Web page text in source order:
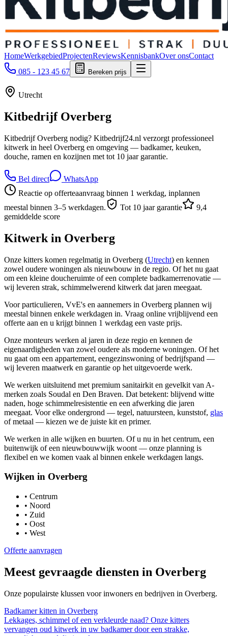
HomeWerkgebiedProjectenReviewsKennisbankOver onsContact
085 - 123 45 67
Bereken prijs
Utrecht
Kitbedrijf Overberg
Kitbedrijf Overberg nodig? Kitbedrijf24.nl verzorgt professioneel
kitwerk in heel Overberg en omgeving — badkamer, keuken,
douche, ramen en kozijnen met tot 10 jaar garantie.
Bel direct
WhatsApp
Reactie op offerteaanvraag binnen 1 werkdag, inplannen
meestal binnen 3–5 werkdagen.
Tot 10 jaar garantie
9,4
gemiddelde score
Kitwerk in Overberg
Onze kitters komen regelmatig in Overberg (Utrecht) en kennen
zowel oudere woningen als nieuwbouw in de regio. Of het nu gaat
om een kleine doucheruimte of een complete badkamerrenovatie —
wij leveren strak, schimmelwerend kitwerk dat jaren meegaat.
Voor particulieren, VvE's en aannemers in Overberg plannen wij
meestal binnen enkele werkdagen in. Vraag online vrijblijvend een
offerte aan en u krijgt binnen 1 werkdag een vaste prijs.
Onze monteurs werken al jaren in deze regio en kennen de
eigenaardigheden van zowel oudere als moderne woningen. Of het
nu gaat om een appartement, eengezinswoning of bedrijfspand —
wij leveren maatwerk en garantie op het uitgevoerde werk.
We werken uitsluitend met premium sanitairkit en gevelkit van A-
merken zoals Soudal en Den Braven. Dat betekent: blijvend witte
naden, hoge schimmelresistentie en een afwerking die jaren
meegaat. Voor elke ondergrond — tegel, natuursteen, kunststof, glas
of metaal — kiezen we de juiste kit en primer.
We werken in alle wijken en buurten. Of u nu in het centrum, een
buitenwijk of een nieuwbouwwijk woont — onze planning is
flexibel en we komen vaak al binnen enkele werkdagen langs.
Wijken in Overberg
• Centrum
• Noord
• Zuid
• Oost
• West
Offerte aanvragen
Meest gevraagde diensten in Overberg
Onze populairste klussen voor inwoners en bedrijven in Overberg.
Badkamer kitten in Overberg
Lekkages, schimmel of een verkleurde naad? Onze kitters
vervangen oud kitwerk in uw badkamer door een strakke,